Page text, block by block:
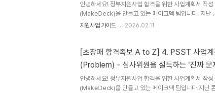
안녕하세요! 정부지원사업 합격을 위한 사업계획서 작
(MakeDeck)을 만들고 있는 메이크덱 팀입니다. 지난
작성의 첫 단추이자심사위원에게 가장 강력한 인상을
능성) 파트를 다룹니다. 심사위원은 앞서 제시된 '날카
이걸 진짜 만들 실력이 있는가?를 검증합니다.특히
사위원을 단번에 설득하는 상위 3% 수준의 압도적인 사
지원사업 가이드 2026.02.11
[초창패 합격족보 A to Z] 4. PSST 사업계
(Problem) - 심사위원을 설득하는 '진짜 문
안녕하세요! 정부지원사업 합격을 위한 사업계획서 작
(MakeDeck)을 만들고 있는 메이크덱 팀입니다.지난